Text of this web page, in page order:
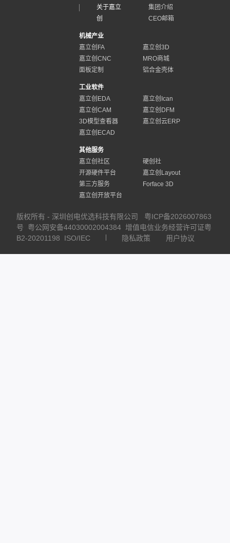
关于嘉立
创
集团介绍
CEO邮箱
机械产业
嘉立创FA
嘉立创3D
嘉立创CNC
MRO商城
面板定制
铝合金壳体
工业软件
嘉立创EDA
嘉立创Ican
嘉立创CAM
嘉立创DFM
3D模型查看器
嘉立创云ERP
嘉立创ECAD
其他服务
嘉立创社区
硬创社
开源硬件平台
嘉立创Layout
第三方服务
Forface 3D
嘉立创开放平台
版权所有 - 深圳创电优选科技有限公司
粤ICP备2026007863
号
粤公网安备44030002004384 增值电信业务经营许可证粤
B2-20201198
ISO/IEC 隐私政策 用户协议